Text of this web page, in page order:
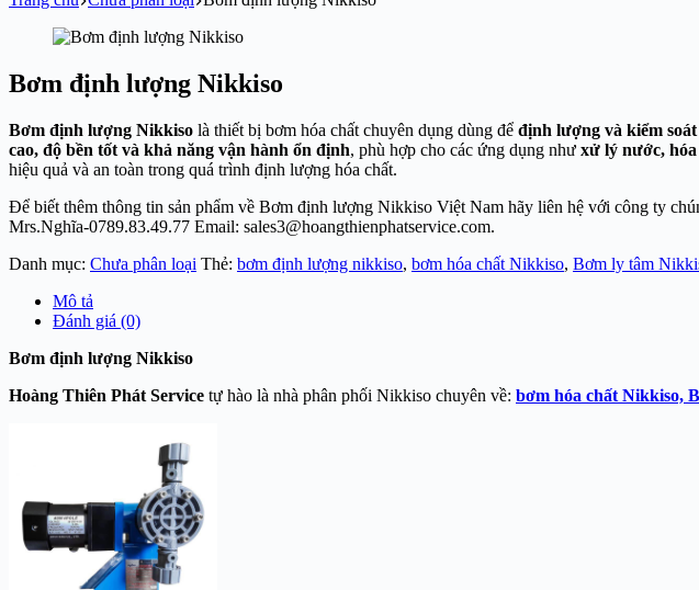
Bơm định lượng Nikkiso
Bơm định lượng Nikkiso là thiết bị bơm hóa chất chuyên dụng dùng để định lượng và kiểm
cao, độ bền tốt và khả năng vận hành ổn định, phù hợp cho các ứng dụng như xử lý nước,
hiệu quả và an toàn trong quá trình định lượng hóa chất.
Để biết thêm thông tin sản phẩm về Bơm định lượng Nikkiso Việt Nam hãy liên hệ với công ty
Mrs.Nghĩa-0789.83.49.77 Email: sales3@hoangthienphatservice.com.
Danh mục: Chưa phân loại Thẻ: bơm định lượng nikkiso, bơm hóa chất Nikkiso, Bơm ly tâm
Mô tả
Đánh giá (0)
Bơm định lượng Nikkiso
Hoàng Thiên Phát Service tự hào là nhà phân phối Nikkiso chuyên về: bơm hóa chất Nikkiso,